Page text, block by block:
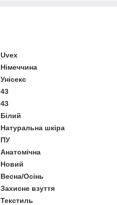
Uvex
Німеччина
Унісекс
43
43
Білий
Натуральна шкіра
ПУ
Анатомічна
Новий
Весна/Осінь
Захисне взуття
Текстиль